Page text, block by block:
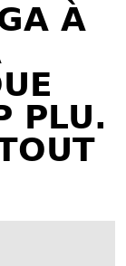
À
PLU.